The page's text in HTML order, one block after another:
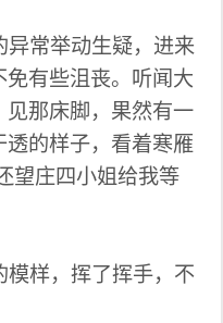
常举动生疑，进来
有些沮丧。听闻大
那床脚，果然有一
的样子，看着寒雁
望庄四小姐给我等
样，挥了挥手，不